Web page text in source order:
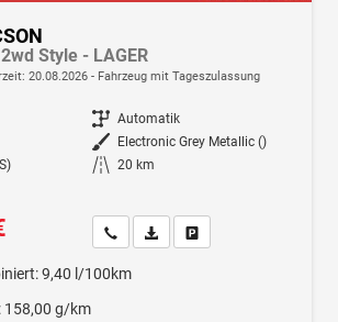
Style - LAGER
20.08.2026 Fahrzeug mit Tageszulassung
Getriebe Automatik
Außenfarbe Electronic Grey Metallic ()
Kilometerstand 20 km
Wir rufen Sie anFahrzeugexposé (PDF)
9,40 l/100km
158,00 g/km